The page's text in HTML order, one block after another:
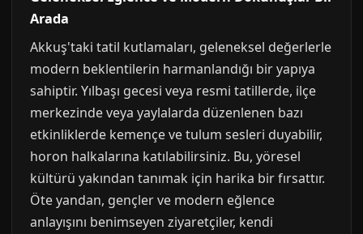
Arada
Akkuş'taki tatil kutlamaları, geleneksel değerlerle
modern beklentilerin harmanlandığı bir yapıya
sahiptir. Yılbaşı gecesi veya resmi tatillerde, ilçe
merkezinde veya yaylalarda düzenlenen bazı
etkinliklerde kemençe ve tulum sesleri duyabilir,
horon halkalarına katılabilirsiniz. Bu, yöresel
kültürü yakından tanımak için harika bir fırsattır.
Öte yandan, gençler ve modern eğlence
anlayışını benimseyen ziyaretçiler, kendi